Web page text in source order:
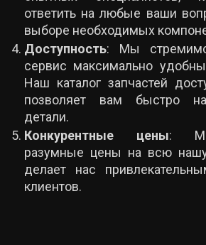
ответить на любые ваши
выборе необходимых
Доступность: Мы
сервис максимально
Наш каталог запчастей
позволяет вам быстро
детали.
Конкурентные цены: Мы
разумные цены на всю
делает нас
клиентов.